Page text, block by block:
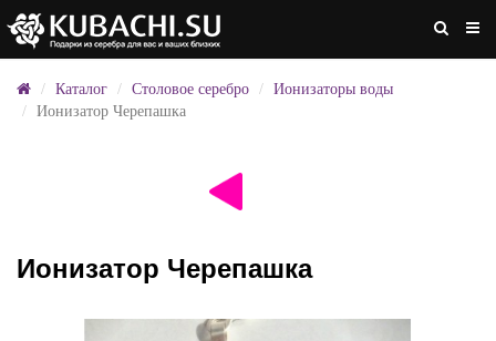
Каталог Столовое серебро
Ионизаторы воды
Ионизатор Черепашка
Ионизатор Черепашка